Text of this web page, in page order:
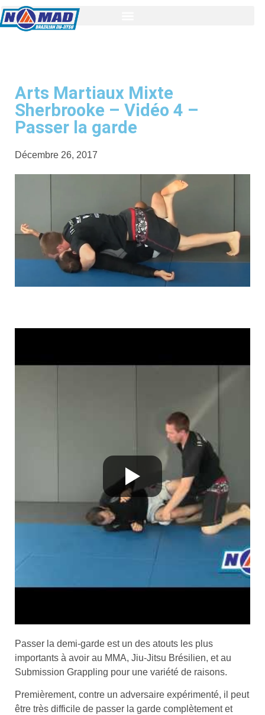
Arts Martiaux Mixte
Sherbrooke – Vidéo 4 –
Passer la garde
Décembre 26, 2017
Passer la demi-garde est un des atouts les plus
importants à avoir au MMA, Jiu-Jitsu Brésilien, et au
Submission Grappling pour une variété de raisons.
Premièrement, contre un adversaire expérimenté, il peut
être très difficile de passer la garde complètement et